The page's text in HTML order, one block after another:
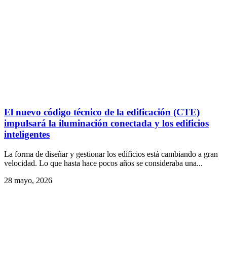
El nuevo código técnico de la edificación (CTE)
impulsará la iluminación conectada y los edificios
inteligentes
La forma de diseñar y gestionar los edificios está cambiando a gran
velocidad. Lo que hasta hace pocos años se consideraba una...
28 mayo, 2026